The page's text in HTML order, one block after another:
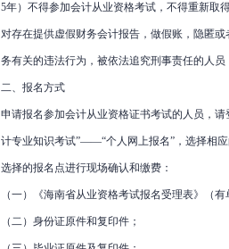
5年）不得参加会计从业资格考试，不得重新取
对存在提供虚假财务会计报告，做假账，隐匿
务有关的违法行为，被依法追究刑事责任的人
二、报名方式
申请报名参加会计从业资格证书考试的人员
计专业知识考试”——“个人网上报名”，选择相
选择的报名点进行现场确认和缴费：
（一）《海南省从业资格考试报名受理表》（
（二）身份证原件和复印件；